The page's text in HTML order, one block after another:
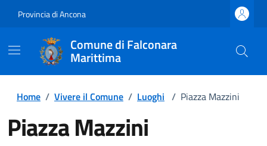
Provincia di Ancona
Comune di Falconara
Marittima
Home / Vivere il Comune / Luoghi / Piazza Mazzini
Piazza Mazzini